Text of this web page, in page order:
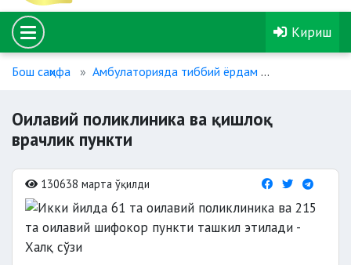
Кириш
Бош саҳифа Амбулаторияда тиббий ёрдам
Оилавий поликлиника ва қишлоқ
врачлик пункти
130638 марта ўқилди